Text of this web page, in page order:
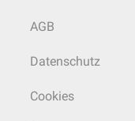
AGB
Datenschutz
Cookies